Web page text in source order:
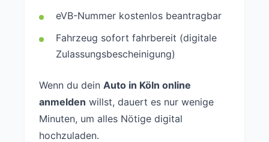
eVB-Nummer kostenlos beantragbar
Fahrzeug sofort fahrbereit (digitale
Zulassungsbescheinigung)
Wenn du dein Auto in Köln online
anmelden willst, dauert es nur wenige
Minuten, um alles Nötige digital
hochzuladen.